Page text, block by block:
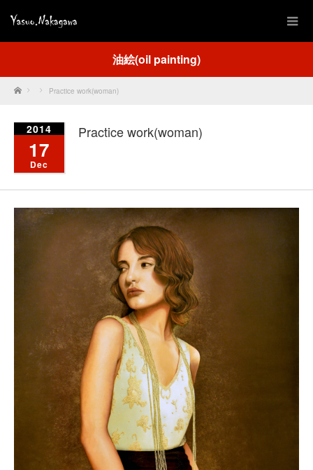
油絵(oil painting)
Home Practice work(woman)
2014
17
Dec
Practice work(woman)